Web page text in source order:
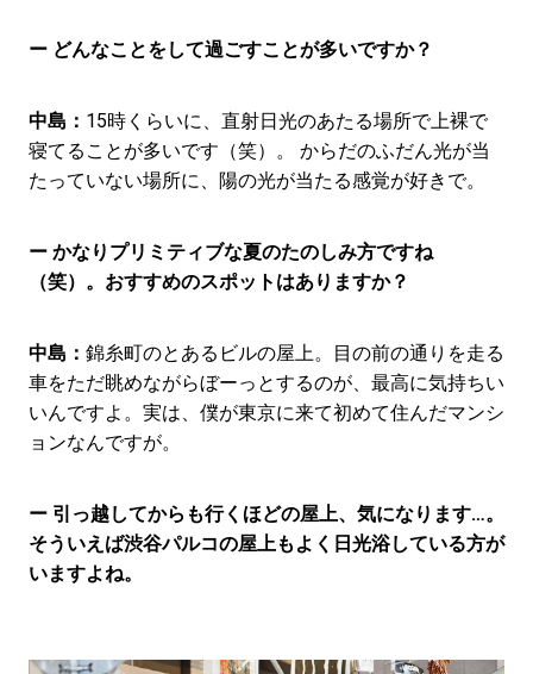
ー どんなことをして過ごすことが多いですか？
中島： 15時くらいに、直射日光のあたる場所で上裸で
寝てることが多いです（笑）。 からだのふだん光が当
たっていない場所に、陽の光が当たる感覚が好きで。
ー かなりプリミティブな夏のたのしみ方ですね
（笑）。おすすめのスポットはありますか？
中島： 錦糸町のとあるビルの屋上。目の前の通りを走る
車をただ眺めながらぼーっとするのが、最高に気持ちい
いんですよ。実は、僕が東京に来て初めて住んだマンシ
ョンなんですが。
ー 引っ越してからも行くほどの屋上、気になります…。
そういえば渋谷パルコの屋上もよく日光浴している方が
いますよね。